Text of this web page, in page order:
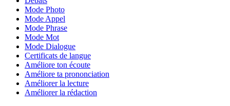
Mode Photo
Mode Appel
Mode Phrase
Mode Mot
Mode Dialogue
Certificats de langue
Améliore ton écoute
Améliore ta prononciation
Améliorer la lecture
Améliorer la rédaction